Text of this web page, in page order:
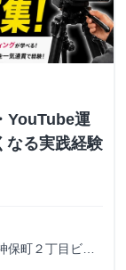
YouTube運
なる実践経験
町２丁目ビル